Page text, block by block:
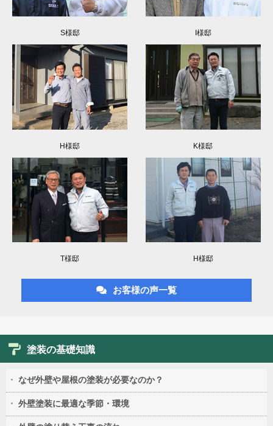
S様邸 I様邸
H様邸 K様邸
T様邸 H様邸
お客様の声一覧
塗装の基礎知識
なぜ外壁や屋根の塗装が必要なのか？
外壁塗装に最適な季節・環境